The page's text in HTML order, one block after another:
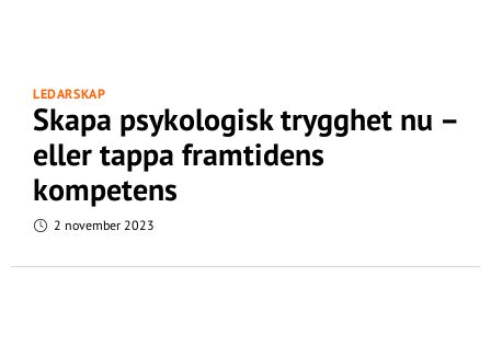
LEDARSKAP
Skapa psykologisk trygghet nu –
eller tappa framtidens
kompetens
2 november 2023